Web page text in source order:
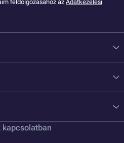
feldolgozásához az Adatkezelési
kapcsolatban